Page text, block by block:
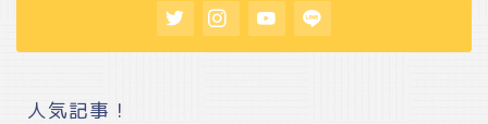
人気記事！